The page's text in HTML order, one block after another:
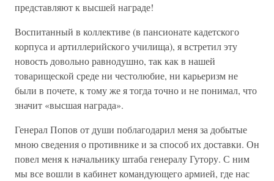
представляют к высшей награде!
Воспитанный в коллективе (в пансионате кадетского
корпуса и артиллерийского училища), я встретил эту
новость довольно равнодушно, так как в нашей
товарищеской среде ни честолюбие, ни карьеризм не
были в почете, к тому же я тогда точно и не понимал, что
значит «высшая награда».
Генерал Попов от души поблагодарил меня за добытые
мною сведения о противнике и за способ их доставки. Он
повел меня к начальнику штаба генералу Гутору. С ним
мы все вошли в кабинет командующего армией, где нас